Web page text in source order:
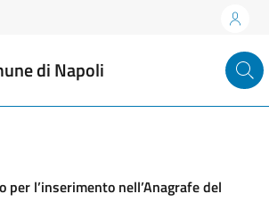
di Napoli
per l’inserimento nell’Anagrafe del